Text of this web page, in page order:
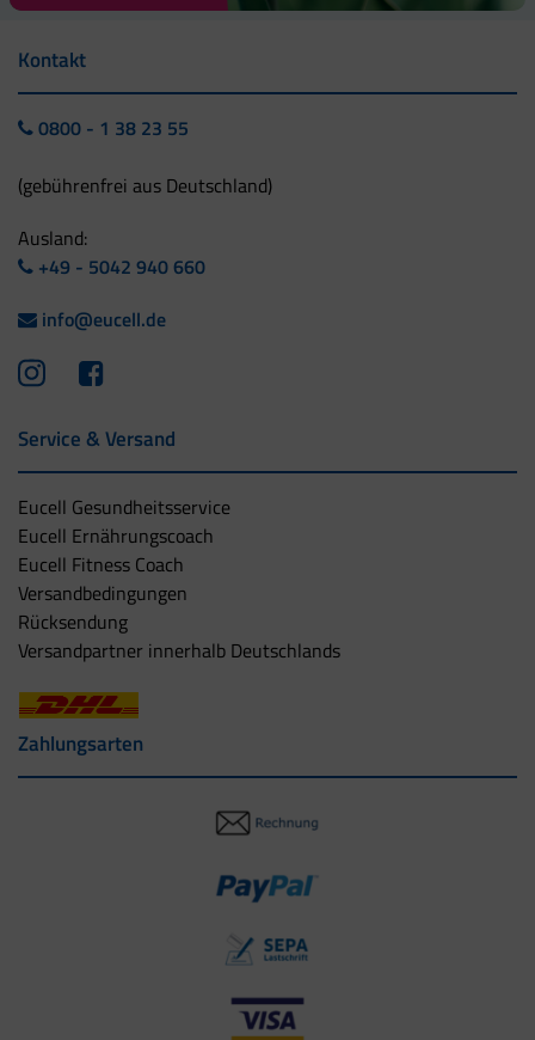
Kontakt
0800 - 1 38 23 55
(gebührenfrei aus Deutschland)
Ausland:
+49 - 5042 940 660
info@eucell.de
Service & Versand
Eucell Gesundheitsservice
Eucell Ernährungscoach
Eucell Fitness Coach
Versandbedingungen
Rücksendung
Versandpartner innerhalb Deutschlands
Zahlungsarten